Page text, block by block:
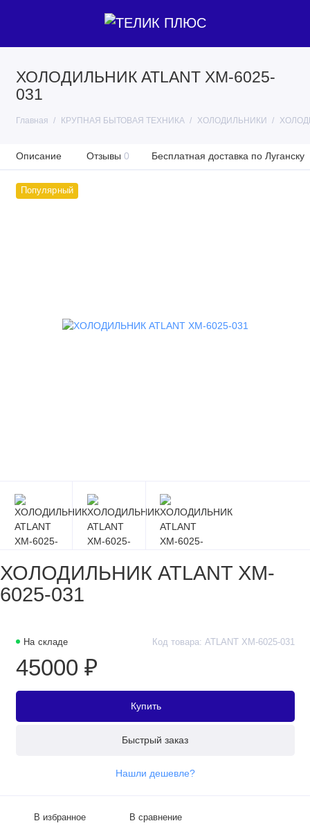
ХОЛОДИЛЬНИК ATLANT XM-6025-
031
Главная КРУПНАЯ БЫТОВАЯ ТЕХНИКА ХОЛОДИЛЬНИКИ
Описание Отзывы 0 Бесплатная доставка по Луганску
Популярный
ХОЛОДИЛЬНИК ATLANT XM-
6025-031
На складе Код товара: ATLANT XM-6025-031
45000 ₽
Купить
Быстрый заказ
Нашли дешевле?
В избранное В сравнение